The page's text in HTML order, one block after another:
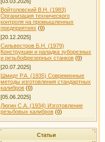
Войтоловский В.Н. (1983)
Организация технического
контроля на промышленных
предприятиях (0)
[20.12.2025]
Сильвестров Б.Н. (1979)
Конструкции и наладка зуборезных
и резьбофрезерных станков (0)
[20.07.2025]
Шмидт Р.А. (1935) Современные
методы изготовления стандартных
калибров (0)
[05.06.2025]
Люгин С.А. (1934) Изготовление
резьбовых калибров (0)
Статьи